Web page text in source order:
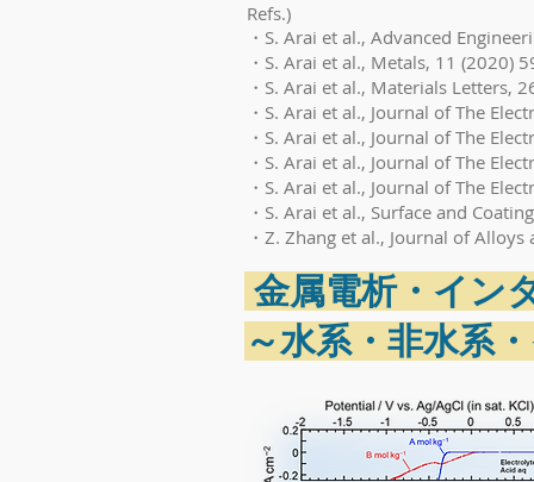
Refs.)
・S. Arai et al., Advanced
・S. Arai et al., Metals, 11 (2020)
・S. Arai et al., Materials Letters,
・S. Arai et al., Journal of The
・S. Arai et al., Journal of The
・S. Arai et al., Journal of The
・S. Arai et al., Journal of The
・S. Arai et al., Surface and
・Z. Zhang et al., Journal of
金属電析・イン
～水系・非水系